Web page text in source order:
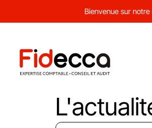
Bienvenue sur notre